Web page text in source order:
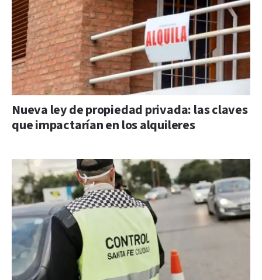
Nueva ley de propiedad privada: las claves
que impactarían en los alquileres